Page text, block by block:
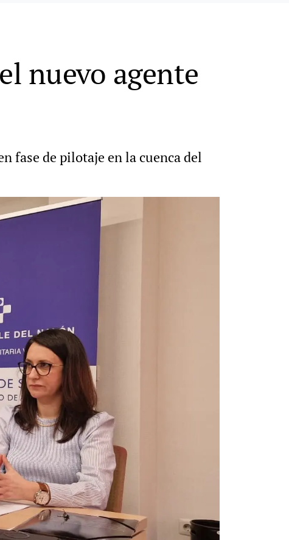
nuevo agente
fase de pilotaje en la cuenca del